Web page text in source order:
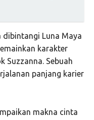
Luna Maya
karakter
Suzzanna. Sebuah
panjang karier
makna cinta